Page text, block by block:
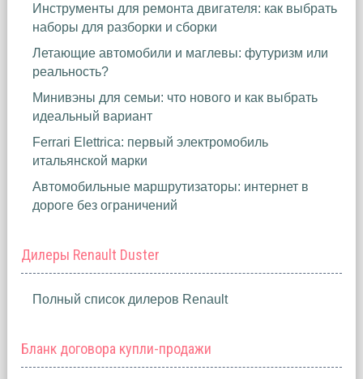
Инструменты для ремонта двигателя: как выбрать
наборы для разборки и сборки
Летающие автомобили и маглевы: футуризм или
реальность?
Минивэны для семьи: что нового и как выбрать
идеальный вариант
Ferrari Elettrica: первый электромобиль
итальянской марки
Автомобильные маршрутизаторы: интернет в
дороге без ограничений
Дилеры Renault Duster
Полный список дилеров Renault
Бланк договора купли-продажи